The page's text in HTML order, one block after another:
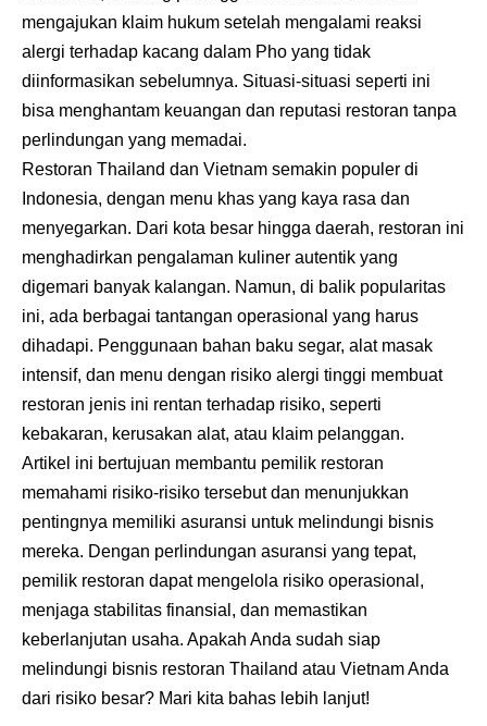
mengajukan klaim hukum setelah mengalami reaksi
alergi terhadap kacang dalam Pho yang tidak
diinformasikan sebelumnya. Situasi-situasi seperti ini
bisa menghantam keuangan dan reputasi restoran tanpa
perlindungan yang memadai.
Restoran Thailand dan Vietnam semakin populer di
Indonesia, dengan menu khas yang kaya rasa dan
menyegarkan. Dari kota besar hingga daerah, restoran ini
menghadirkan pengalaman kuliner autentik yang
digemari banyak kalangan. Namun, di balik popularitas
ini, ada berbagai tantangan operasional yang harus
dihadapi. Penggunaan bahan baku segar, alat masak
intensif, dan menu dengan risiko alergi tinggi membuat
restoran jenis ini rentan terhadap risiko, seperti
kebakaran, kerusakan alat, atau klaim pelanggan.
Artikel ini bertujuan membantu pemilik restoran
memahami risiko-risiko tersebut dan menunjukkan
pentingnya memiliki asuransi untuk melindungi bisnis
mereka. Dengan perlindungan asuransi yang tepat,
pemilik restoran dapat mengelola risiko operasional,
menjaga stabilitas finansial, dan memastikan
keberlanjutan usaha. Apakah Anda sudah siap
melindungi bisnis restoran Thailand atau Vietnam Anda
dari risiko besar? Mari kita bahas lebih lanjut!